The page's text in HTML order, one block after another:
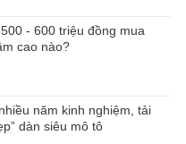
- 600 triệu đồng mua
cao nào?
năm kinh nghiệm, tải
dàn siêu mô tô